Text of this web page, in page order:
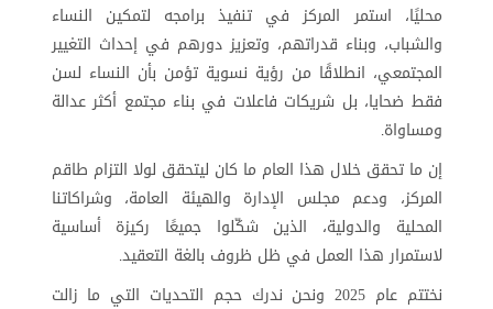
محليًا، استمر المركز في تنفيذ برامجه لتمكين النساء
والشباب، وبناء قدراتهم، وتعزيز دورهم في إحداث التغيير
المجتمعي، انطلاقًا من رؤية نسوية تؤمن بأن النساء لسن
فقط ضحايا، بل شريكات فاعلات في بناء مجتمع أكثر عدالة
ومساواة.
إن ما تحقق خلال هذا العام ما كان ليتحقق لولا التزام طاقم
المركز، ودعم مجلس الإدارة والهيئة العامة، وشراكاتنا
المحلية والدولية، الذين شكّلوا جميعًا ركيزة أساسية
لاستمرار هذا العمل في ظل ظروف بالغة التعقيد.
نختتم عام 2025 ونحن ندرك حجم التحديات التي ما زالت